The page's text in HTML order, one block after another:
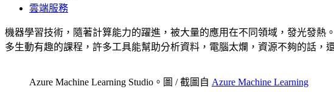
雲端服務
機器學習技術，隨著計算能力的躍進，被大量的應用在不同領域，發光發
多生動有趣的課程，許多工具能幫助分析資料，電腦太爛，資源不夠的話，
Azure Machine Learning Studio。圖 / 截圖自 Azure Machine Learning